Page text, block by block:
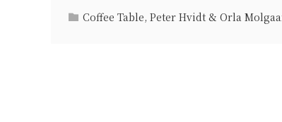
Coffee Table, Peter Hvidt & Orla